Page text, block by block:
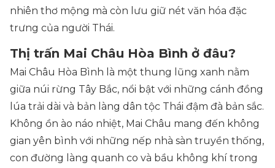
nhiên thơ mộng mà còn lưu giữ nét văn hóa đặc
trưng của người Thái.
Thị trấn Mai Châu Hòa Bình ở đâu?
Mai Châu Hòa Bình là một thung lũng xanh nằm
giữa núi rừng Tây Bắc, nổi bật với những cánh đồng
lúa trải dài và bản làng dân tộc Thái đậm đà bản sắc.
Không ồn ào náo nhiệt, Mai Châu mang đến không
gian yên bình với những nếp nhà sàn truyền thống,
con đường làng quanh co và bầu không khí trong